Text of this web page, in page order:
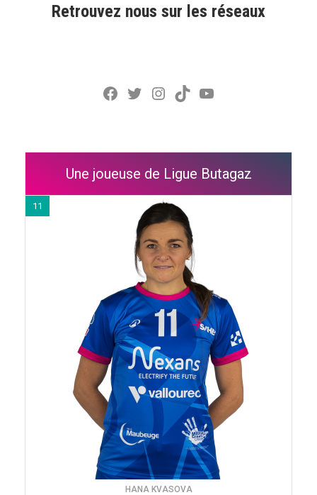
Retrouvez nous sur les réseaux
Facebook
Twitter
Instagram
TikTokYouTube
Une joueuse de Ligue Butagaz
11
HANA KVASOVA